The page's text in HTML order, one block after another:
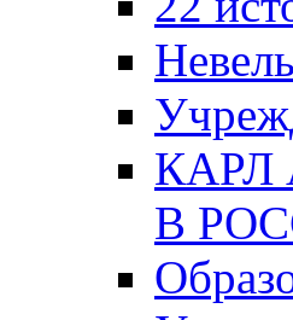
КАРЛ
В